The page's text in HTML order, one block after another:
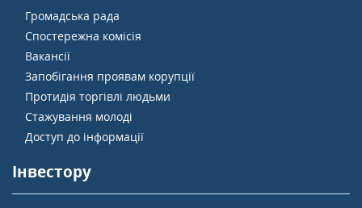
Громадська рада
Спостережна комісія
Вакансії
Запобігання проявам корупції
Протидія торгівлі людьми
Стажування молоді
Доступ до інформації
Інвестору